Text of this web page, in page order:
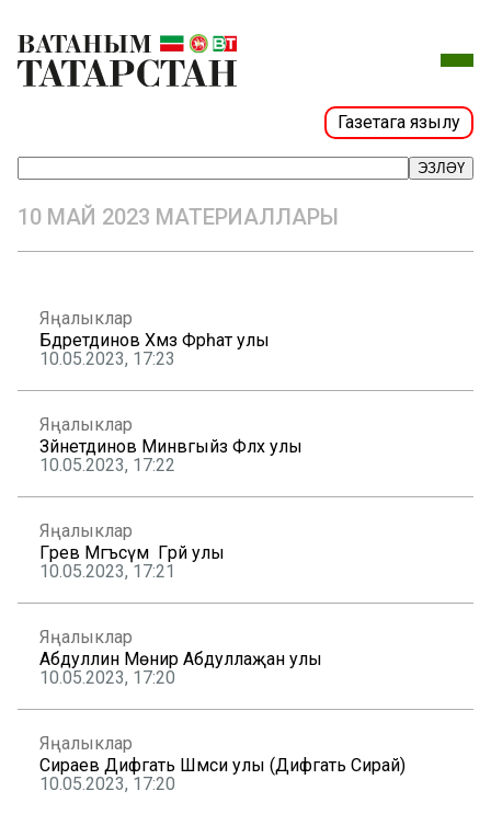
Газетага язылу
ЭЗЛӘҮ
10 МАЙ 2023 МАТЕРИАЛЛАРЫ
Яңалыклар
Бәдретдинов Хәмзә Фәрһат улы
10.05.2023, 17:23
Яңалыклар
Зәйнетдинов Минвәгыйз Фәләх улы
10.05.2023, 17:22
Яңалыклар
Гәрәев Мәгъсүм Гәрәй улы
10.05.2023, 17:21
Яңалыклар
Абдуллин Мөнир Абдуллаҗан улы
10.05.2023, 17:20
Яңалыклар
Сираев Дифгать Шәмси улы (Дифгать Сирай)
10.05.2023, 17:20